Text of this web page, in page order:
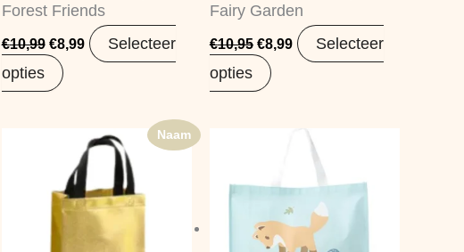
Forest Friends
€10,99 €8,99
Selecteer
opties
Fairy Garden
€10,95 €8,99
Selecteer
opties
Naam